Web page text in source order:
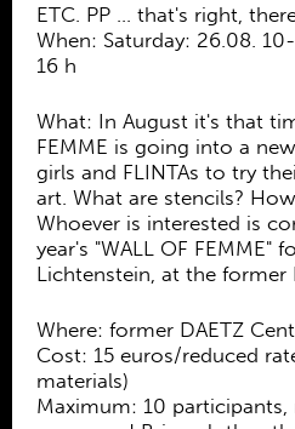
ETC. PP ... that's right,
When: Saturday: 26.08.
16 h
What: In August it's that
FEMME is going into a
girls and FLINTAs to try
art. What are stencils?
Whoever is interested is
year's "WALL OF FEMME"
Lichtenstein, at the former
Where: former DAETZ
Cost: 15 euros/reduced
materials)
Maximum: 10